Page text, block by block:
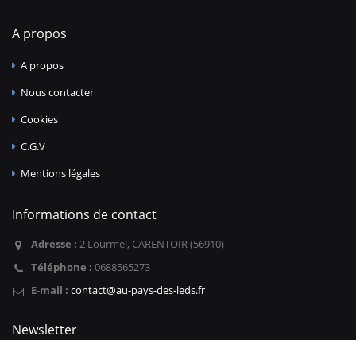
A propos
A propos
Nous contacter
Cookies
C.G.V
Mentions légales
Informations de contact
Adresse : 2 Lourmel, CARENTOIR (56910)
Téléphone : 0688565273
E-mail : contact@au-pays-des-leds.fr
Newsletter